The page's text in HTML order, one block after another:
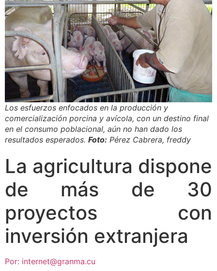
Los esfuerzos enfocados en la producción y
comercialización porcina y avícola, con un destino final
en el consumo poblacional, aún no han dado los
resultados esperados. Foto: Pérez Cabrera, freddy
La agricultura dispone
de más de 30
proyectos con
inversión extranjera
Por: internet@granma.cu